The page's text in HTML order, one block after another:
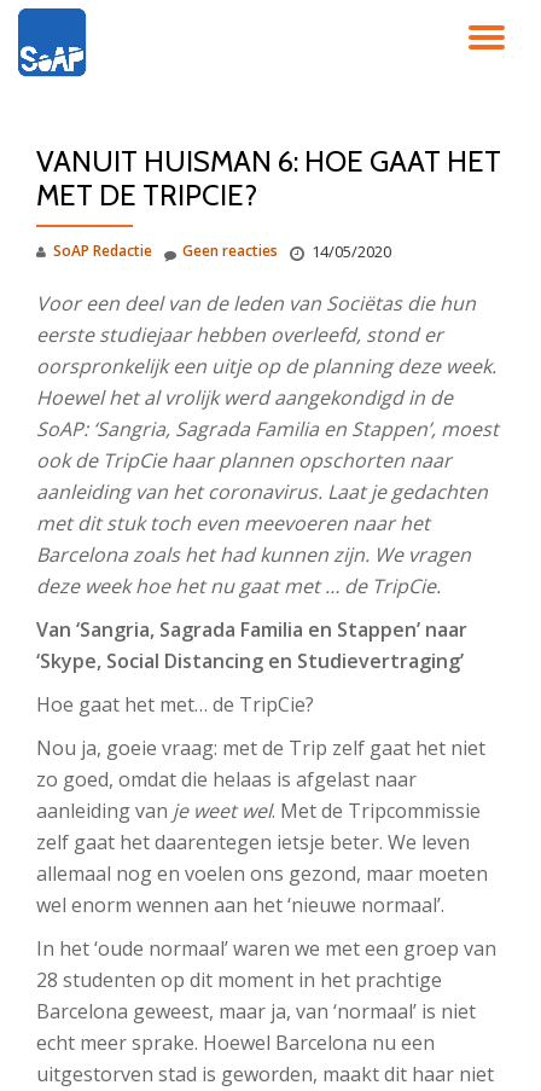
direct
inhoudVANUIT HUISMAN 6: HOE GAAT HET
MET DE TRIPCIE?
SoAP Redactie 14/05/2020
Geen reacties
Voor een deel van de leden van Sociëtas die hun
eerste studiejaar hebben overleefd, stond er
oorspronkelijk een uitje op de planning deze week.
Hoewel het al vrolijk werd aangekondigd in de
SoAP: ‘Sangria, Sagrada Familia en Stappen’, moest
ook de TripCie haar plannen opschorten naar
aanleiding van het coronavirus. Laat je gedachten
met dit stuk toch even meevoeren naar het
Barcelona zoals het had kunnen zijn. We vragen
deze week hoe het nu gaat met … de TripCie.
Van ‘Sangria, Sagrada Familia en Stappen’ naar
‘Skype, Social Distancing en Studievertraging’
Hoe gaat het met… de TripCie?
Nou ja, goeie vraag: met de Trip zelf gaat het niet
zo goed, omdat die helaas is afgelast naar
aanleiding van je weet wel. Met de Tripcommissie
zelf gaat het daarentegen ietsje beter. We leven
allemaal nog en voelen ons gezond, maar moeten
wel enorm wennen aan het ‘nieuwe normaal’.
In het ‘oude normaal’ waren we met een groep van
28 studenten op dit moment in het prachtige
Barcelona geweest, maar ja, van ‘normaal’ is niet
echt meer sprake. Hoewel Barcelona nu een
uitgestorven stad is geworden, maakt dit haar niet